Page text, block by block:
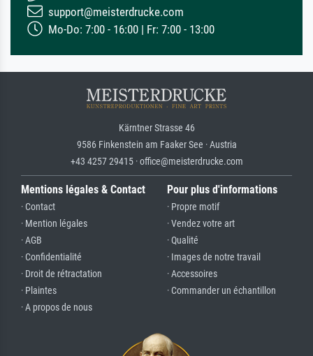
support@meisterdrucke.com
Mo-Do: 7:00 - 16:00 | Fr: 7:00 - 13:00
Kärntner Strasse 46
9586 Finkenstein am Faaker See · Austria
+43 4257 29415 · office@meisterdrucke.com
Mentions légales & Contact
· Contact
· Mention légales
· AGB
· Confidentialité
· Droit de rétractation
· Plaintes
· A propos de nous
Pour plus d'informations
· Propre motif
· Vendez votre art
· Qualité
· Images de notre travail
· Accessoires
· Commander un échantillon